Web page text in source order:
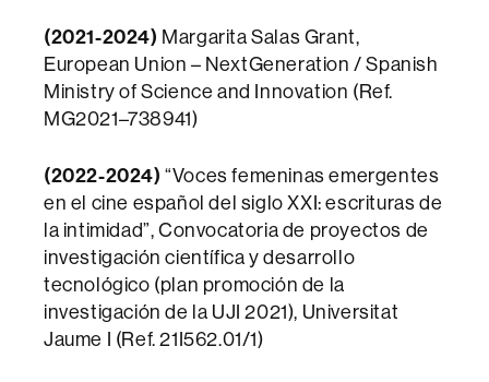
(2021-2024) Margarita Salas Grant,
European Union – NextGeneration / Spanish
Ministry of Science and Innovation (Ref.
MG2021–738941)
(2022-2024) “Voces femeninas emergentes
en el cine español del siglo XXI: escrituras de
la intimidad”, Convocatoria de proyectos de
investigación científica y desarrollo
tecnológico (plan promoción de la
investigación de la UJI 2021), Universitat
Jaume I (Ref. 21I562.01/1)